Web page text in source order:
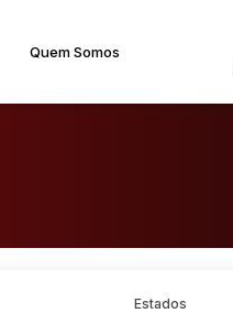
Quem Somos
Estados